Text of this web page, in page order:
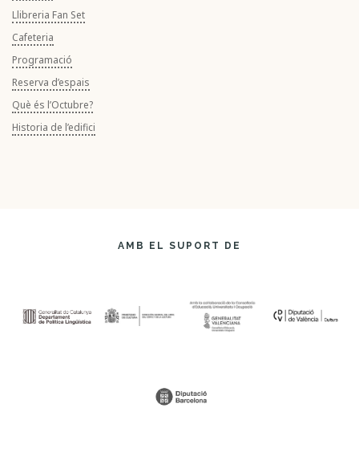
Llibreria Fan Set
Cafeteria
Programació
Reserva d’espais
Què és l’Octubre?
Historia de l’edifici
AMB EL SUPORT DE